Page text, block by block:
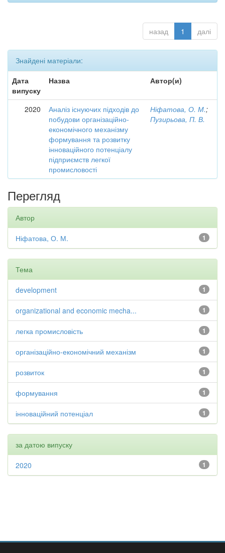
назад 1 далі
Знайдені матеріали:
Дата
випуску
Назва Автор(и)
2020
Аналіз існуючих підходів до
побудови організаційно-
економічного механізму
формування та розвитку
інноваційного потенціалу
підприємств легкої
промисловості
Ніфатова, О. М.;
Пузирьова, П. В.
Перегляд
Автор
1
Ніфатова, О. М.
Тема
1
development
1
organizational and economic mecha...
1
легка промисловість
1
організаційно-економічний механізм
1
розвиток
1
формування
1
інноваційний потенціал
за датою випуску
1
2020